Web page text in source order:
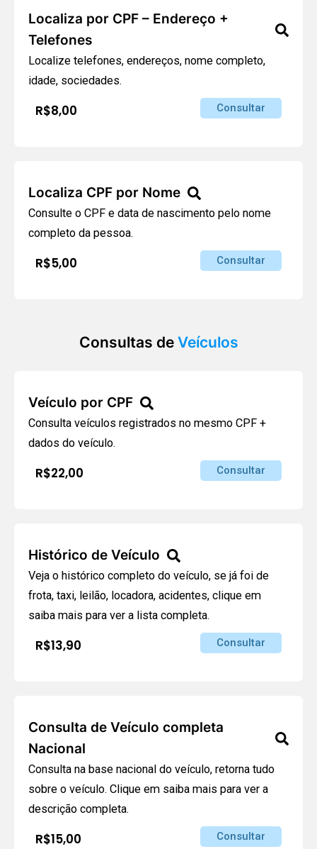
Localiza por CPF – Endereço +
Telefones
Localize telefones, endereços, nome completo,
idade, sociedades.
R$8,00 Consultar
Localiza CPF por Nome
Consulte o CPF e data de nascimento pelo nome
completo da pessoa.
R$5,00 Consultar
Consultas de Veículos
Veículo por CPF
Consulta veículos registrados no mesmo CPF +
dados do veículo.
R$22,00 Consultar
Histórico de Veículo
Veja o histórico completo do veículo, se já foi de
frota, taxi, leilão, locadora, acidentes, clique em
saiba mais para ver a lista completa.
R$13,90 Consultar
Consulta de Veículo completa
Nacional
Consulta na base nacional do veículo, retorna tudo
sobre o veículo. Clique em saiba mais para ver a
descrição completa.
R$15,00 Consultar